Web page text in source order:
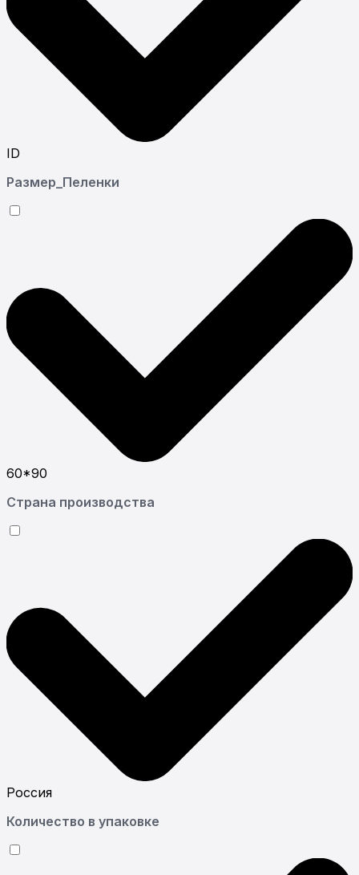
ID
Размер_Пеленки
60*90
Страна производства
Россия
Количество в упаковке